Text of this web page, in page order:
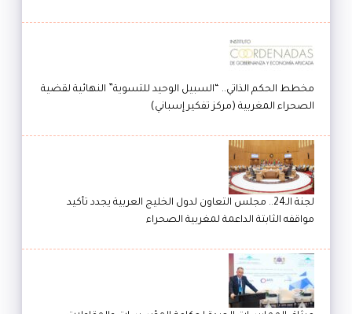
مخطط الحكم الذاتي.. “السبيل الوحيد للتسوية” النهائية لقضية
الصحراء المغربية (مركز تفكير إسباني)
لجنة الـ24.. مجلس التعاون لدول الخليج العربية يجدد تأكيد
مواقفه الثابتة الداعمة لمغربية الصحراء